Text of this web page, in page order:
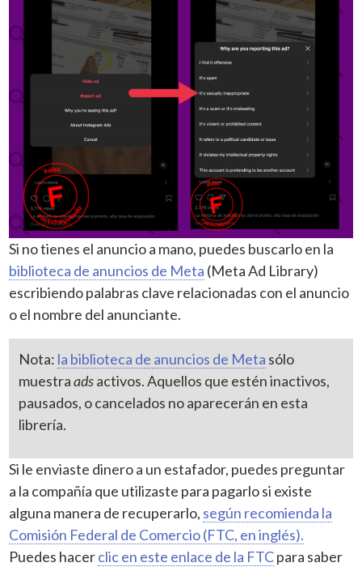
Si no tienes el anuncio a mano, puedes buscarlo en la
biblioteca de anuncios de Meta (Meta Ad Library)
escribiendo palabras clave relacionadas con el anuncio
o el nombre del anunciante.
Nota: la biblioteca de anuncios de Meta sólo
muestraadsactivos. Aquellos que estén inactivos,
pausados, o cancelados no aparecerán en esta
librería.
Si le enviaste dinero a un estafador, puedes preguntar
a la compañía que utilizaste para pagarlo si existe
alguna manera de recuperarlo, según recomienda la
Comisión Federal de Comercio (FTC, en inglés).
Puedes hacerclic en este enlace de la FTCpara saber